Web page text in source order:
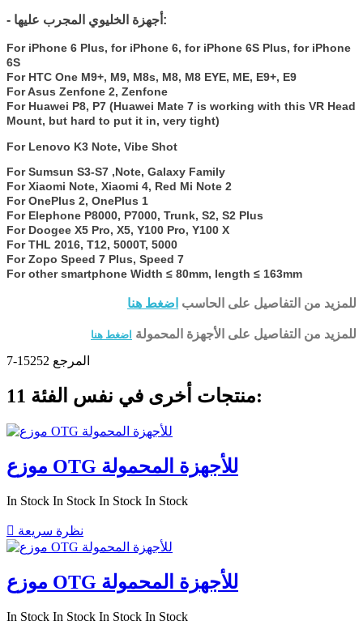
- أجهزة الخليوي المجرب عليها:
For iPhone 6 Plus, for iPhone 6, for iPhone 6S Plus, for iPhone
6S
For HTC One M9+, M9, M8s, M8, M8 EYE, ME, E9+, E9
For Asus Zenfone 2, Zenfone
For Huawei P8, P7 (Huawei Mate 7 is working with this VR Head
Mount, but hard to put it in, very tight)
For Lenovo K3 Note, Vibe Shot
For Sumsun S3-S7 ,Note, Galaxy Family
For Xiaomi Note, Xiaomi 4, Red Mi Note 2
For OnePlus 2, OnePlus 1
For Elephone P8000, P7000, Trunk, S2, S2 Plus
For Doogee X5 Pro, X5, Y100 Pro, Y100 X
For THL 2016, T12, 5000T, 5000
For Zopo Speed 7 Plus, Speed 7
For other smartphone Width ≤ 80mm, length ≤ 163mm
للمزيد من التفاصيل على الحاسب اضغط هنا
للمزيد من التفاصيل على الأجهزة المحمولة اضغط هنا
المرجع 15252-7
11 منتجات أخرى في نفس الفئة:
موزع OTG للأجهزة المحمولة
In Stock In Stock In Stock In Stock
 نظرة سريعة
موزع OTG للأجهزة المحمولة
In Stock In Stock In Stock In Stock